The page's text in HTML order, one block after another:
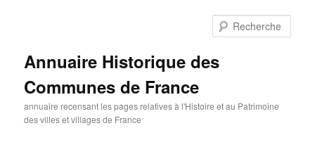
Annuaire Historique des
Communes de France
annuaire recensant les pages relatives à l'Histoire et au Patrimoine
des villes et villages de France